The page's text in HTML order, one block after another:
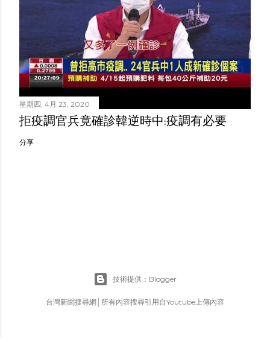
星期四, 4月 23, 2020
拒疫調官兵竟確診韓逆時中:疫調有必要
分享
技術提供：Blogger
台灣新聞搜尋網│所有內容搜尋引用自Youtube上傳內容